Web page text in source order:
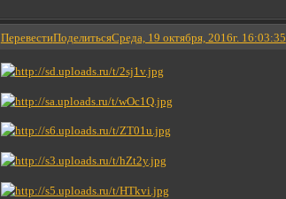
ПеревестиПоделитьсяСреда, 19 октября, 2016г. 16:03:35